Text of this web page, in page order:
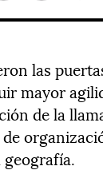
las
mayor
de la